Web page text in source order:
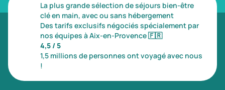
La plus grande sélection de séjours bien-être
clé en main, avec ou sans hébergement
Des tarifs exclusifs négociés spécialement par
nos équipes à Aix-en-Provence🇫🇷
4,5 / 5
1,5 millions de personnes ont voyagé avec nous
!